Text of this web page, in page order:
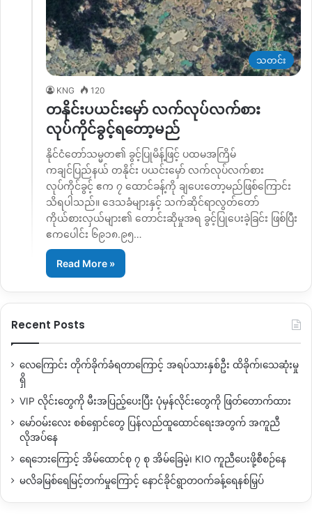
သတင်း
KNG 120
တနိုင်းပယင်းမှော် လက်လုပ်လက်စား
လုပ်ကိုင်ခွင့်ရတော့မည်
နိုင်ငံတော်သမ္မတ၏ ခွင့်ပြုမိန့်ဖြင့် ပထမအကြိမ်
ကချင်ပြည်နယ် တနိုင်း ပယင်းမှော် လက်လုပ်လက်စား
လုပ်ကိုင်ခွင့် ဧက ၇ ထောင်ခန့်ကို ချပေးတော့မည်ဖြစ်ကြောင်း
သိရပါသည်။ ဒေသခံများနှင့် သက်ဆိုင်ရာလွတ်တော်
ကိုယ်စားလှယ်များ၏ တောင်းဆိုမှုအရ ခွင့်ပြုပေးခဲ့ခြင်း ဖြစ်ပြီး
ဧကပေါင်း ၆၉၁၈.၉၅…
Read More »
Recent Posts
လေကြောင်း တိုက်ခိုက်ခံရတာကြောင့် အရပ်သားနှစ်ဦး ထိခိုက်၊သေဆုံးမှု
ရှိ
VIP လိုင်းတွေကို မီးအပြည့်ပေးပြီး ပုံမှန်လိုင်းတွေကို ဖြတ်တောက်ထား
မော်ဝမ်းလေး စစ်ရှောင်တွေ ပြန်လည်ထူထောင်ရေးအတွက် အကူညီ
လိုအပ်နေ
ရေဘေးကြောင့် အိမ်ထောင်စု ၇ စု အိမ်ခြေမဲ့၊ KIO ကူညီပေးဖို့စီစဉ်နေ
မလိခမြစ်ရေမြင့်တက်မှုကြောင့် နောင်ခိုင်ရွာတဝက်ခန့်ရေနစ်မြှပ်